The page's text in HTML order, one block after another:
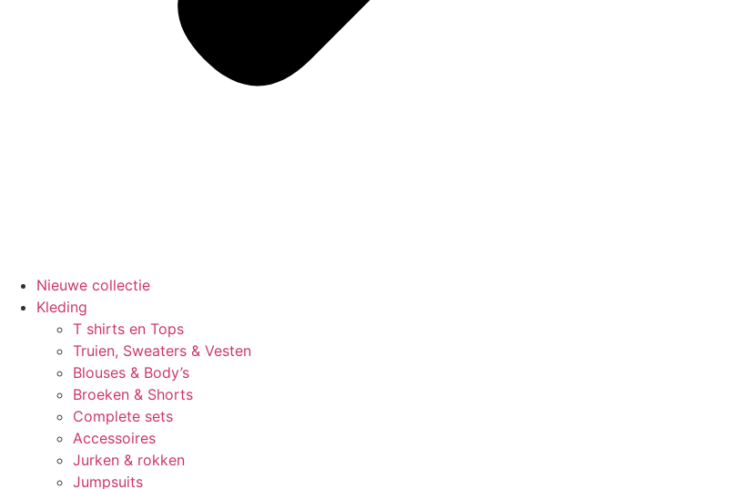
Nieuwe collectie
Kleding
T shirts en Tops
Truien, Sweaters & Vesten
Blouses & Body’s
Broeken & Shorts
Complete sets
Accessoires
Jurken & rokken
Jumpsuits